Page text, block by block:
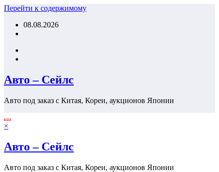
Перейти к содержимому
08.08.2026
Авто – Сейлс
Авто под заказ с Китая, Кореи, аукционов Японии
×
Авто – Сейлс
Авто под заказ с Китая, Кореи, аукционов Японии